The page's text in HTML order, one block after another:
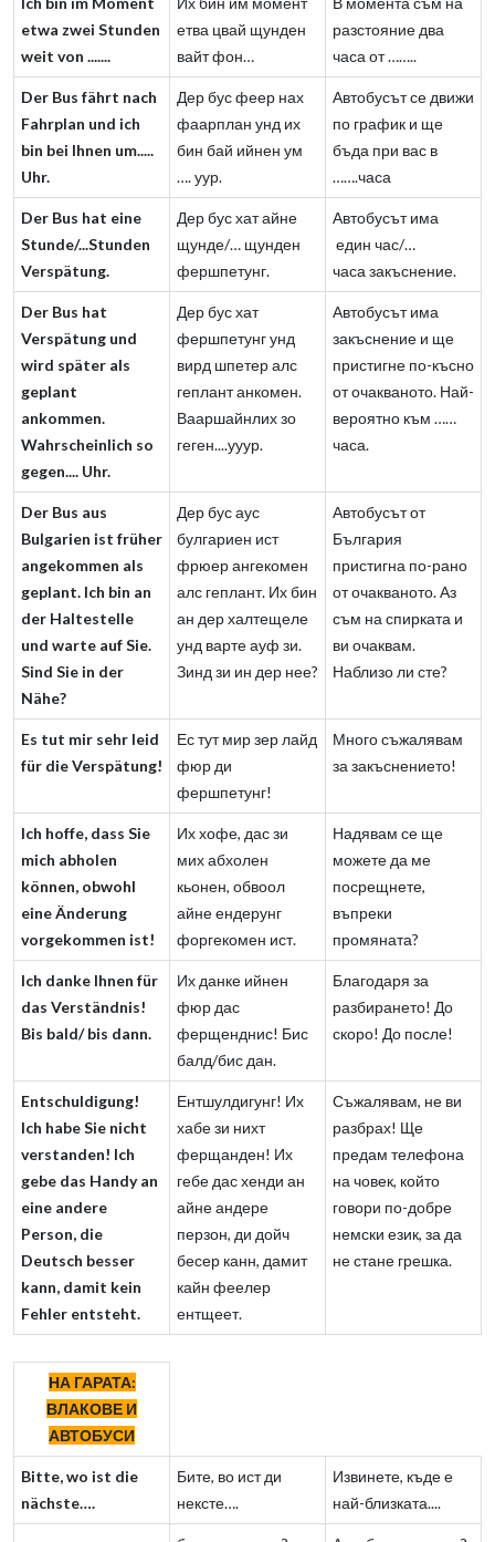
etwa zwei Stunden
weit von .......
етва цвай щунден
вайт фон…
разстояние два
часа от ……..
Der Bus fährt nach
Fahrplan und ich
bin bei Ihnen um.....
Uhr.
Дер бус феер нах
фаарплан унд их
бин бай ийнен ум
…. уур.
Автобусът се движи
по график и ще
бъда при вас в
…….часа
Der Bus hat eine
Stunde/...Stunden
Verspätung.
Дер бус хат айне
щунде/… щунден
фершпетунг.
Автобусът има
един час/…
часа закъснение.
Der Bus hat
Verspätung und
wird später als
geplant
ankommen.
Wahrscheinlich so
gegen.... Uhr.
Дер бус хат
фершпетунг унд
вирд шпетер алс
геплант анкомен.
Вааршайнлих зо
геген....ууур.
Автобусът има
закъснение и ще
пристигне по-късно
от очакваното. Най-
вероятно към ……
часа.
Der Bus aus
Bulgarien ist früher
angekommen als
geplant. Ich bin an
der Haltestelle
und warte auf Sie.
Sind Sie in der
Nähe?
Дер бус аус
булгариен ист
фрюер ангекомен
алс геплант. Их бин
ан дер халтещеле
унд варте ауф зи.
Зинд зи ин дер нее?
Автобусът от
България
пристигна по-рано
от очакваното. Аз
съм на спирката и
ви очаквам.
Наблизо ли сте?
Es tut mir sehr leid
für die Verspätung!
Ес тут мир зер лайд
фюр ди
фершпетунг!
Много съжалявам
за закъснението!
Ich hoffe, dass Sie
mich abholen
können, obwohl
eine Änderung
vorgekommen ist!
Их хофе, дас зи
мих абхолен
кьонен, обвоол
айне ендерунг
форгекомен ист.
Надявам се ще
можете да ме
посрещнете,
въпреки
промяната?
Ich danke Ihnen für
das Verständnis!
Bis bald/ bis dann.
Их данке ийнен
фюр дас
ферщенднис! Бис
балд/бис дан.
Благодаря за
разбирането! До
скоро! До после!
Entschuldigung!
Ich habe Sie nicht
verstanden! Ich
gebe das Handy an
eine andere
Person, die
Deutsch besser
kann, damit kein
Fehler entsteht.
Ентшулдигунг! Их
хабе зи нихт
ферщанден! Их
гебе дас хенди ан
айне андере
перзон, ди дойч
бесер канн, дамит
кайн феелер
ентщеет.
Съжалявам, не ви
разбрах! Ще
предам телефона
на човек, който
говори по-добре
немски език, за да
не стане грешка.
НА ГАРАТА:
ВЛАКОВЕ И
АВТОБУСИ
Bitte, wo ist die
nächste….
Бите, во ист ди
нексте….
Извинете, къде е
най-близката....